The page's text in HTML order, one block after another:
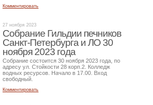
Комментировать
27 ноября 2023
Собрание Гильдии печников
Санкт-Петербурга и ЛО 30
ноября 2023 года
Собрание состоится 30 ноября 2023 года, по
адресу ул. Стойкости 28 корп.2. Колледж
водных ресурсов. Начало в 17.00. Вход
свободный.
Комментировать